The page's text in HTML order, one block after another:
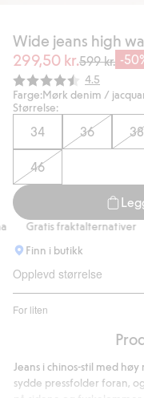
Wide jeans high
299,50 kr.599 kr. -
4.5
Farge:Mørk denim /
Størrelse:
34 36 38
46
Gratis fraktalternativer
Finn i butikk
Opplevd størrelse
For liten
av
36
stemmer
Jeans i chinos-stil med
sydde pressfolder foran,